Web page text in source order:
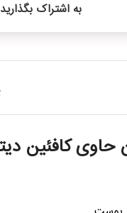
به اشتراک
حاوی کافئین